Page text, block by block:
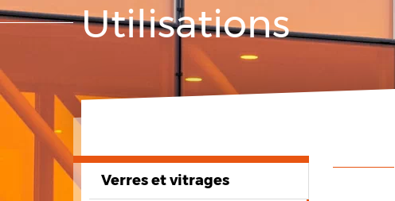
Utilisations
Verres et vitrages